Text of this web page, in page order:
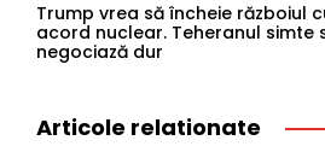
Trump vrea să încheie războiul
acord nuclear. Teheranul simte
negociază dur
Articole relationate